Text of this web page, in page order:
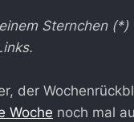
Sternchen (*)
der
Woche noch mal